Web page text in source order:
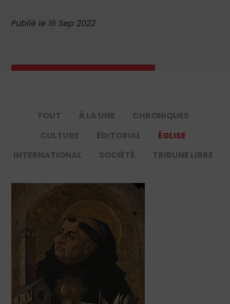
Publié le 16 Sep 2022
TOUT À LA UNE
CHRONIQUES
CULTURE
ÉDITORIAL
ÉGLISE
INTERNATIONAL
SOCIÉTÉ TRIBUNE LIBRE